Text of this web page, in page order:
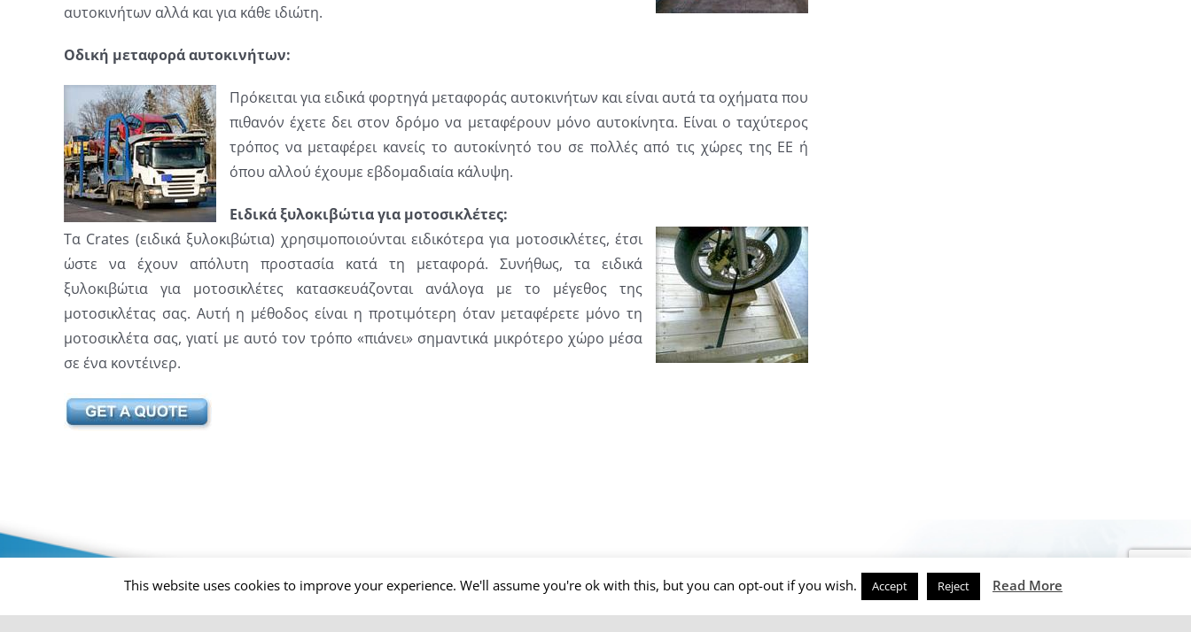
αυτοκινήτων αλλά και για κάθε ιδιώτη.
Οδική μεταφορά αυτοκινήτων:
Πρόκειται για ειδικά φορτηγά μεταφοράς αυτοκινήτων και είναι αυτά τα οχήματα που
πιθανόν έχετε δει στον δρόμο να μεταφέρουν μόνο αυτοκίνητα. Είναι ο ταχύτερος
τρόπος να μεταφέρει κανείς το αυτοκίνητό του σε πολλές από τις χώρες της ΕΕ ή
όπου αλλού έχουμε εβδομαδιαία κάλυψη.
Ειδικά ξυλοκιβώτια για μοτοσικλέτες:
Τα Crates (ειδικά ξυλοκιβώτια) χρησιμοποιούνται ειδικότερα για μοτοσικλέτες, έτσι
ώστε να έχουν απόλυτη προστασία κατά τη μεταφορά. Συνήθως, τα ειδικά
ξυλοκιβώτια για μοτοσικλέτες κατασκευάζονται ανάλογα με το μέγεθος της
μοτοσικλέτας σας. Αυτή η μέθοδος είναι η προτιμότερη όταν μεταφέρετε μόνο τη
μοτοσικλέτα σας, γιατί με αυτό τον τρόπο «πιάνει» σημαντικά μικρότερο χώρο μέσα
σε ένα κοντέινερ.
Privacy PolicyThis website uses cookies to improve your experience. We'll assume you're ok with this, but you can opt-out if you wish. Accept Reject Read More